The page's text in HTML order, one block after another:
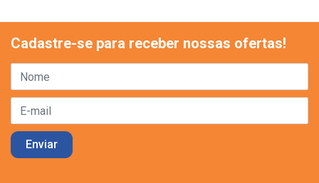
Cadastre-se para receber nossas ofertas!